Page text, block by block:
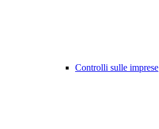
Controlli sulle imprese